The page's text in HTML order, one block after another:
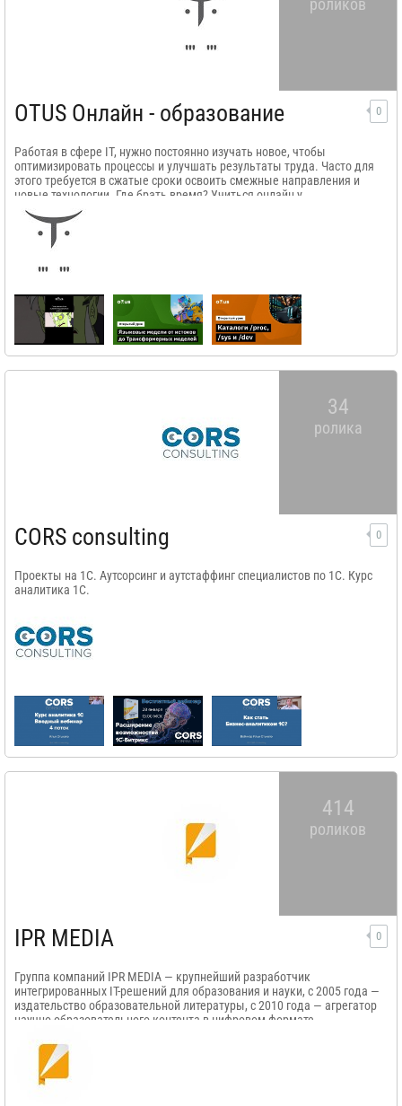
роликов
0
OTUS Онлайн - образование
Работая в сфере IT, нужно постоянно изучать новое, чтобы
оптимизировать процессы и улучшать результаты труда. Часто для
этого требуется в сжатые сроки освоить смежные направления и
новые технологии. Где брать время? Учиться онлайн у
профессионалов!
34
ролика
0
CORS consulting
Проекты на 1С. Аутсорсинг и аутстаффинг специалистов по 1С. Курс
аналитика 1С.
414
роликов
0
IPR MEDIA
​Группа компаний IPR MEDIA — крупнейший разработчик
интегрированных IT-решений для образования и науки, с 2005 года —
издательство образовательной литературы, с 2010 года — агрегатор
научно-образовательного контента в цифровом формате.